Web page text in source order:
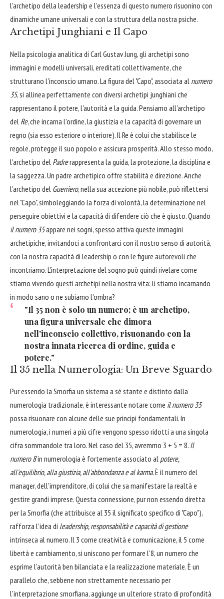
l'archetipo della leadership e l'essenza di questo numero risuonino con
dinamiche umane universali e con la struttura della nostra psiche.
Archetipi Junghiani e Il Capo
Nella psicologia analitica di Carl Gustav Jung, gli archetipi sono
immagini e modelli universali, ereditati collettivamente, che
strutturano l'inconscio umano. La figura del "Capo", associata al numero
35, si allinea perfettamente con diversi archetipi junghiani che
rappresentano il potere, l'autorità e la guida. Pensiamo all'archetipo
del Re, che incarna l'ordine, la giustizia e la capacità di governare un
regno (sia esso esteriore o interiore). Il Re è colui che stabilisce le
regole, protegge il suo popolo e assicura prosperità. Allo stesso modo,
l'archetipo del Padrerappresenta la guida, la protezione, la disciplina e
la saggezza. Un padre archetipico offre stabilità e direzione. Anche
l'archetipo del Guerriero, nella sua accezione più nobile, può riflettersi
nel "Capo", simboleggiando la forza di volontà, la determinazione nel
perseguire obiettivi e la capacità di difendere ciò che è giusto. Quando
il numero 35appare nei sogni, spesso attiva queste immagini
archetipiche, invitandoci a confrontarci con il nostro senso di autorità,
con la nostra capacità di leadership o con le figure autorevoli che
incontriamo. L'interpretazione del sogno può quindi rivelare come
stiamo vivendo questi archetipi nella nostra vita: li stiamo incarnando
in modo sano o ne subiamo l'ombra?
"Il 35 non è solo un numero; è un archetipo,
una figura universale che dimora
nell'inconscio collettivo, risuonando con la
nostra innata ricerca di ordine, guida e
potere."
Il 35 nella Numerologia: Un Breve Sguardo
Pur essendo la Smorfia un sistema a sé stante e distinto dalla
numerologia tradizionale, è interessante notare come il numero 35
possa risuonare con alcune delle sue principi fondamentali. In
numerologia, i numeri a più cifre vengono spesso ridotti a una singola
cifra sommandole tra loro. Nel caso del 35, avremmo 3 + 5 = 8. Il
numero 8in numerologia è fortemente associato al potere,
all'equilibrio, alla giustizia, all'abbondanza e al karma. È il numero del
manager, dell'imprenditore, di colui che sa manifestare la realtà e
gestire grandi imprese. Questa connessione, pur non essendo diretta
per la Smorfia (che attribuisce al 35 il significato specifico di "Capo"),
rafforza l'idea di leadership, responsabilità e capacità di gestione
intrinseca al numero. Il 3 come creatività e comunicazione, il 5 come
libertà e cambiamento, si uniscono per formare l'8, un numero che
esprime l'autorità ben bilanciata e la realizzazione materiale. È un
parallelo che, sebbene non strettamente necessario per
l'interpretazione smorfiana, aggiunge un ulteriore strato di profondità